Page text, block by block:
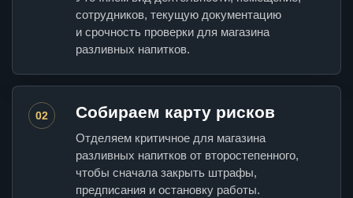
сотрудников, текущую документацию
и срочность проверки для магазина
разливных напитков.
02 Собираем карту рисков
Отделяем критичное для магазина
разливных напитков от второстепенного,
чтобы сначала закрыть штрафы,
предписания и остановку работы.